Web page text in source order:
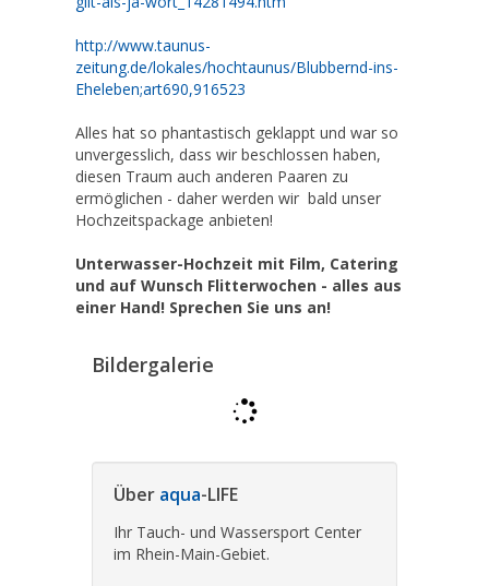
http://www.taunus-
zeitung.de/lokales/hochtaunus/Blubbernd-ins-
Eheleben;art690,916523
Alles hat so phantastisch geklappt und war so
unvergesslich, dass wir beschlossen haben,
diesen Traum auch anderen Paaren zu
ermöglichen - daher werden wir bald unser
Hochzeitspackage anbieten!
Unterwasser-Hochzeit mit Film, Catering
und auf Wunsch Flitterwochen - alles aus
einer Hand! Sprechen Sie uns an!
Bildergalerie
Über aqua-LIFE
Ihr Tauch- und Wassersport Center
im Rhein-Main-Gebiet.